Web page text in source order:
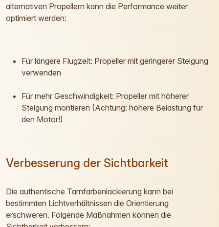
alternativen Propellern kann die Performance weiter
optimiert werden:
Für längere Flugzeit: Propeller mit geringerer Steigung
verwenden
Für mehr Geschwindigkeit: Propeller mit höherer
Steigung montieren (Achtung: höhere Belastung für
den Motor!)
Verbesserung der Sichtbarkeit
Die authentische Tarnfarbenlackierung kann bei
bestimmten Lichtverhältnissen die Orientierung
erschweren. Folgende Maßnahmen können die